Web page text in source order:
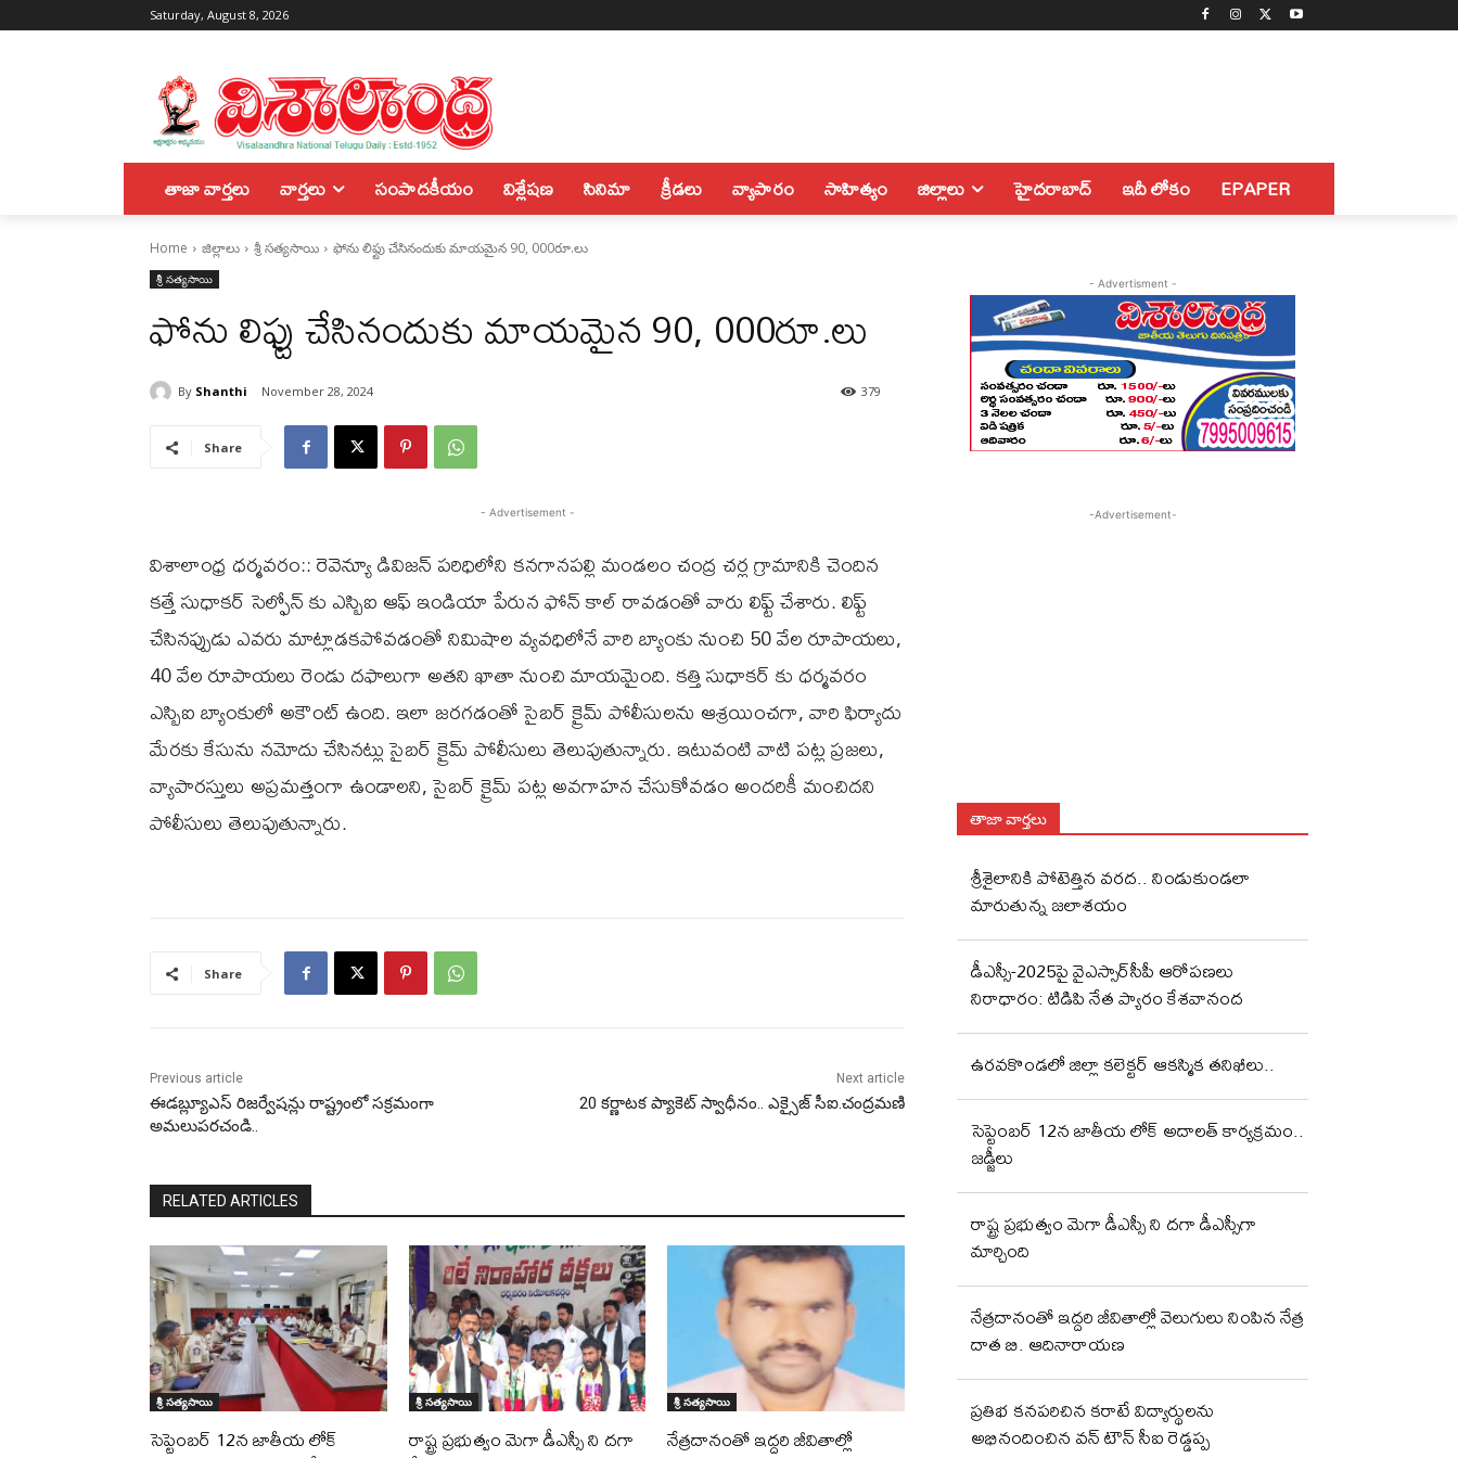
Saturday, August 8, 2026
తాజా వార్తలు వార్తలు సంపాదకీయం విశ్లేషణ సినిమా క్రీడలు వ్యాపారం సాహిత్యం జిల్లాలు హైదరాబాద్ ఇదీ లోకం EPAPER
Home జిల్లాలు శ్రీ సత్యసాయి ఫోను లిఫ్టు చేసినందుకు మాయమైన 90, 000రూ.లు
శ్రీ సత్యసాయి
ఫోను లిఫ్టు చేసినందుకు మాయమైన 90, 000రూ.లు
By Shanthi November 28, 2024 379
Share
- Advertisement -
విశాలాంధ్ర ధర్మవరం:: రెవెన్యూ డివిజన్ పరిధిలోని కనగానపల్లి మండలం చంద్ర చర్ల గ్రామానికి చెందిన
కత్తే సుధాకర్ సెల్ఫోన్ కు ఎస్బిఐ ఆఫ్ ఇండియా పేరున ఫోన్ కాల్ రావడంతో వారు లిఫ్ట్ చేశారు. లిఫ్ట్
చేసినప్పుడు ఎవరు మాట్లాడకపోవడంతో నిమిషాల వ్యవధిలోనే వారి బ్యాంకు నుంచి 50 వేల రూపాయలు,
40 వేల రూపాయలు రెండు దఫాలుగా అతని ఖాతా నుంచి మాయమైంది. కత్తి సుధాకర్ కు ధర్మవరం
ఎస్బిఐ బ్యాంకులో అకౌంట్ ఉంది. ఇలా జరగడంతో సైబర్ క్రైమ్ పోలీసులను ఆశ్రయించగా, వారి ఫిర్యాదు
మేరకు కేసును నమోదు చేసినట్లు సైబర్ క్రైమ్ పోలీసులు తెలుపుతున్నారు. ఇటువంటి వాటి పట్ల ప్రజలు,
వ్యాపారస్తులు అప్రమత్తంగా ఉండాలని, సైబర్ క్రైమ్ పట్ల అవగాహన చేసుకోవడం అందరికీ మంచిదని
పోలీసులు తెలుపుతున్నారు.
Share
Previous article
ఈడబ్ల్యూఎస్ రిజర్వేషన్లు రాష్ట్రంలో సక్రమంగా
అమలుపరచండి..
Next article
20 కర్ణాటక ప్యాకెట్ స్వాధీనం.. ఎక్సైజ్ సీఐ.చంద్రమణి
RELATED ARTICLES
శ్రీ సత్యసాయి
సెప్టెంబర్ 12న జాతీయ లోక్
శ్రీ సత్యసాయి
రాష్ట్ర ప్రభుత్వం మెగా డీఎస్సీ ని దగా
శ్రీ సత్యసాయి
నేత్రదానంతో ఇద్దరి జీవితాల్లో
- Advertisment -
-Advertisement-
తాజా వార్తలు
శ్రీశైలానికి పోటెత్తిన వరద.. నిండుకుండలా
మారుతున్న జలాశయం
డీఎస్సీ-2025పై వైఎస్సార్‌సీపీ ఆరోపణలు
నిరాధారం: టిడిపి నేత ప్యారం కేశవానంద
ఉరవకొండలో జిల్లా కలెక్టర్ ఆకస్మిక తనిఖీలు..
సెప్టెంబర్ 12న జాతీయ లోక్ అదాలత్ కార్యక్రమం..
జడ్జీలు
రాష్ట్ర ప్రభుత్వం మెగా డీఎస్సీ ని దగా డీఎస్సీగా
మార్చింది
నేత్రదానంతో ఇద్దరి జీవితాల్లో వెలుగులు నింపిన నేత్ర
దాత బి. ఆదినారాయణ
ప్రతిభ కనపరిచిన కరాటే విద్యార్థులను
అభినందించిన వన్ టౌన్ సీఐ రెడ్డప్ప